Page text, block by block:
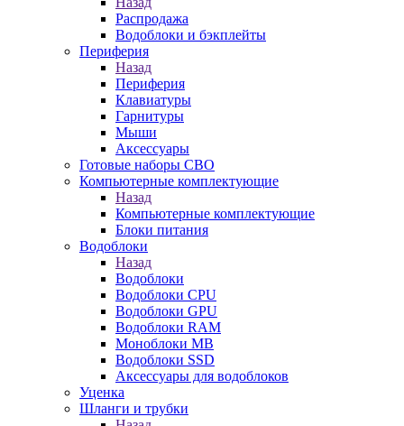
Распродажа
Водоблоки и бэкплейты
Периферия
Назад
Периферия
Клавиатуры
Гарнитуры
Мыши
Аксессуары
Готовые наборы СВО
Компьютерные комплектующие
Назад
Компьютерные комплектующие
Блоки питания
Водоблоки
Назад
Водоблоки
Водоблоки CPU
Водоблоки GPU
Водоблоки RAM
Моноблоки MB
Водоблоки SSD
Аксессуары для водоблоков
Уценка
Шланги и трубки